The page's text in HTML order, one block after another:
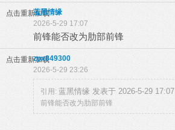
点击重新加载
蓝黑情缘
2026-5-29 17:07
前锋能否改为肋部前锋
点击重新加载zpx849300
2026-5-29 23:26
引用: 蓝黑情缘 发表于 2026-5-29 17:07
前锋能否改为肋部前锋